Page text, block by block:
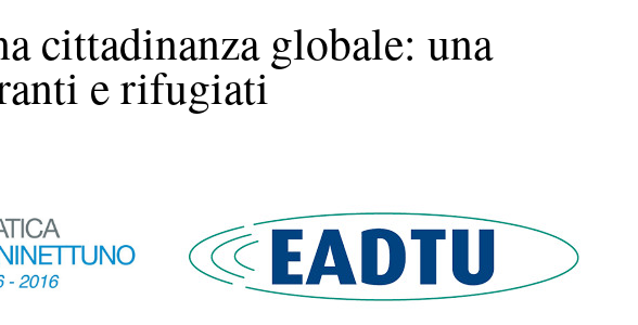
cittadinanza globale: una
e rifugiati